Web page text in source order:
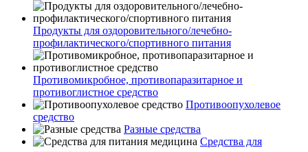
Продукты для оздоровительного/лечебно-
профилактического/спортивного питания
Противомикробное, противопаразитарное и
противоглистное средство
Противоопухолевое
средство
Разные средства
Средства для